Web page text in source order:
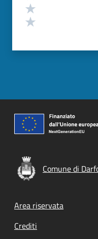
Comune di
Footer menu
Area riservata
Crediti